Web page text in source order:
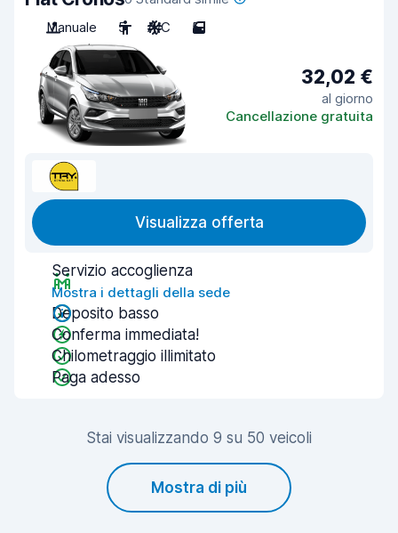
Manuale
5 A/C 5
32,02 €
al giorno
Cancellazione gratuita
Visualizza offerta
Servizio accoglienza
Mostra i dettagli della sede
Deposito basso
Conferma immediata!
Chilometraggio illimitato
Paga adesso
Stai visualizzando 9 su 50 veicoli
Mostra di più